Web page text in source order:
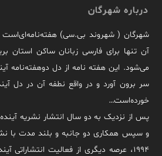
درباره شهرگان
شهرگان ( شهروند بی.سی)
آن تنها برای فارسی زبانان ساکن استان
سر برون آورد و در واقع نطفه آن در دل
خورده‌است…
پس از نزدیک به دو سال انتشار نشریه
و سپس همکاری دو جانبه و بلند مدت با
۱۹۹۴، عرصه دیگری از فعالیت انتشاراتی